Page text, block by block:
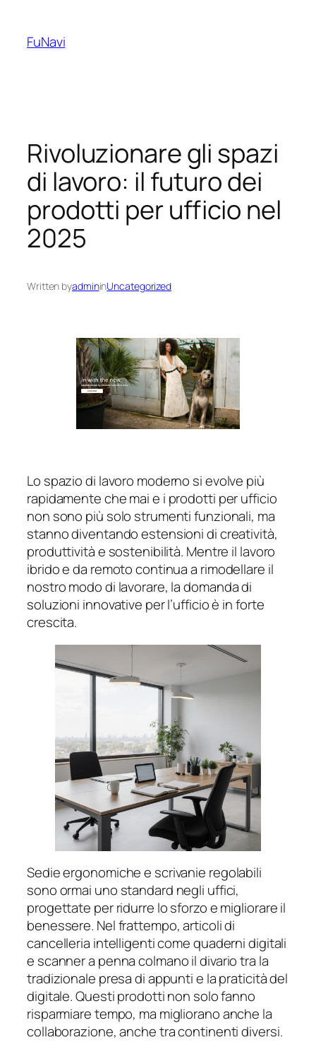
content
FuNavi
Rivoluzionare gli spazi
di lavoro: il futuro dei
prodotti per ufficio nel
2025
Written byadmininUncategorized
Lo spazio di lavoro moderno si evolve più
rapidamente che mai e i prodotti per ufficio
non sono più solo strumenti funzionali, ma
stanno diventando estensioni di creatività,
produttività e sostenibilità. Mentre il lavoro
ibrido e da remoto continua a rimodellare il
nostro modo di lavorare, la domanda di
soluzioni innovative per l’ufficio è in forte
crescita.
Sedie ergonomiche e scrivanie regolabili
sono ormai uno standard negli uffici,
progettate per ridurre lo sforzo e migliorare il
benessere. Nel frattempo, articoli di
cancelleria intelligenti come quaderni digitali
e scanner a penna colmano il divario tra la
tradizionale presa di appunti e la praticità del
digitale. Questi prodotti non solo fanno
risparmiare tempo, ma migliorano anche la
collaborazione, anche tra continenti diversi.